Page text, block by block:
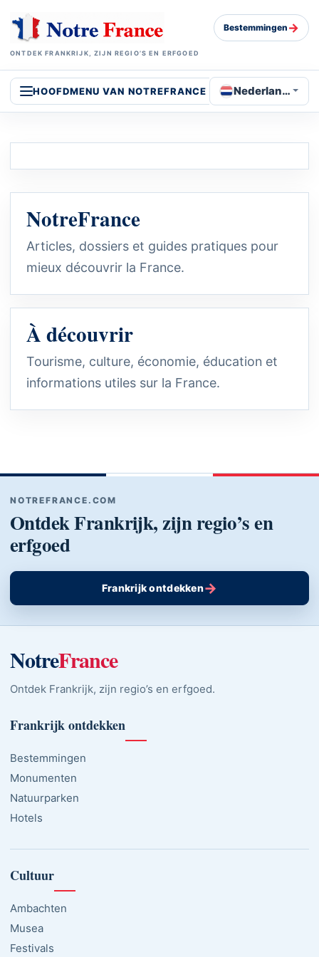
ONTDEK FRANKRIJK, ZIJN REGIO’S EN ERFGOED
Bestemmingen →
HOOFDMENU VAN NOTREFRANCE Nederlands
NotreFrance
Articles, dossiers et guides pratiques pour
mieux découvrir la France.
À découvrir
Tourisme, culture, économie, éducation et
informations utiles sur la France.
NOTREFRANCE.COM
Ontdek Frankrijk, zijn regio’s en
erfgoed
Frankrijk ontdekken→
NotreFrance
Ontdek Frankrijk, zijn regio’s en erfgoed.
Frankrijk ontdekken
Bestemmingen
Monumenten
Natuurparken
Hotels
Cultuur
Ambachten
Musea
Festivals